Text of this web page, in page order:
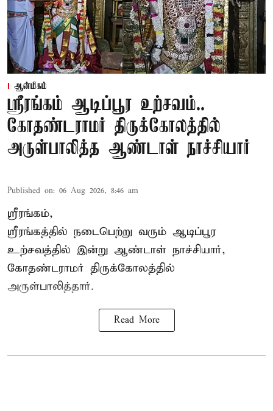
ஆன்மிகம்
ஸ்ரீரங்கம் ஆடிப்பூர உற்சவம்..
கோதண்டராமர் திருக்கோலத்தில்
அருள்பாலித்த ஆண்டாள் நாச்சியார்
Published on: 06 Aug 2026, 8:46 am
ஸ்ரீரங்கம்,
ஸ்ரீரங்கத்தில் நடைபெற்று வரும் ஆடிப்பூர
உற்சவத்தில் இன்று ஆண்டாள் நாச்சியார்,
கோதண்டராமர் திருக்கோலத்தில்
அருள்பாலித்தார்.
Read More